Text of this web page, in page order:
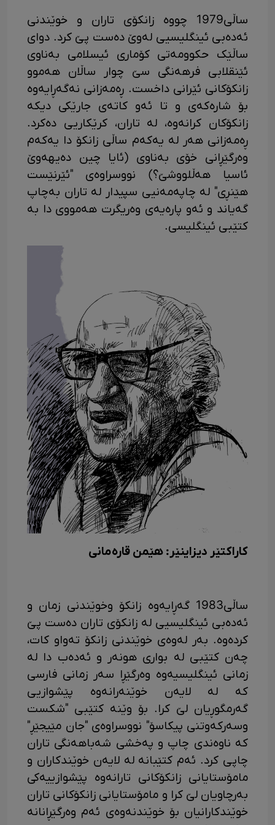
ساڵی1979 چووە زانکۆی تاران و خوێندنی
ئەدەبی ئینگلیسیی لەوێ دەست پێ کرد. دوای
ساڵێک حکوومەتی کۆماری ئیسلامی بەناوی
ئێنقلابی فرهەنگی سێ چوار ساڵان هەموو
زانکۆکانی ئێرانی داخست. ڕەمەزانی نەگەڕایەوە
بۆ شارەکەی و تا ئەو کاتەی جارێکی دیکە
زانکۆکان کرانەوە، لە تاران، کرێکاریی دەکرد.
ڕەمەزانی هەر لە یەکەم ساڵی زانکۆ دا یەکەم
وەرگێڕانی خۆی بەناوی (ئایا چین دەیهەوێ
ئاسیا هەڵلووشێ؟) نووسراوەی "ئێرنێست
هێنڕی" لە چاپەمەنیی سپیدار لە تاران بەچاپ
گەیاند و ئەو پارەیەی وەریگرت هەمووی دا بە
کتێبی ئینگلیسی.
کاراکتێر دیزاینێر: هێمن قارەمانی
ساڵی1983 گەڕایەوە زانکۆ وخوێندنی زمان و
ئەدەبی ئینگلیسیی لە زانکۆی تاران دەست پێ
کردەوە. بەر لەوەی خوێندنی زانکۆ تەواو کات،
چەن کتێبی لە بواری هونەر و ئەدەب دا لە
زمانی ئینگلیسیەوە وەرگێڕا سەر زمانی فارسی
کە لە لایەن خوێنەرانەوە پێشوازیی
گەرمگوڕیان لێ کرا. بۆ وێنە کتێبی "شکست
وسەرکەوتنی پیکاسۆ" نووسراوەی "جان مێیجێڕ"
کە ناوەندی چاپ و پەخشی شەباهەنگی تاران
چاپی کرد. ئەم کتێبانە لە لایەن خوێندکاران و
مامۆستایانی زانکۆکانی تارانەوە پێشوازییەکی
بەرچاویان لێ کرا و مامۆستایانی زانکۆکانی تاران
خوێندکارانیان بۆ خوێندنەوەی ئەم وەرگێڕانانە